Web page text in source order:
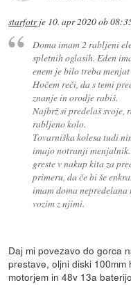
starfotrje 10. apr 2020 ob
Doma imam 2 rabljeni
spletnih oglasih. Eden
enem je bilo treba
Hočem reči, da s temi
znanje in orodje rabiš.
Najbrž si predelaš svoje,
rabljeno kolo.
Tovarniška kolesa tudi
imajo notranji
greste v nakup kita za
primeru, da če bi še
imam doma nepredelana
vozim z njimi.
Daj mi povezavo do gorca
prestave, oljni diski
motorjem in 48v 13a